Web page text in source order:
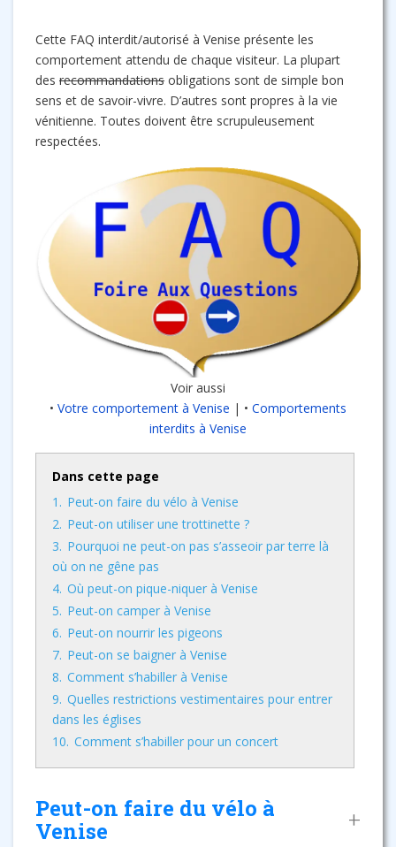
Cette FAQ interdit/autorisé à Venise présente les
comportement attendu de chaque visiteur. La plupart
des recommandations obligations sont de simple bon
sens et de savoir-vivre. D’autres sont propres à la vie
vénitienne. Toutes doivent être scrupuleusement
respectées.
Voir aussi
• Votre comportement à Venise | • Comportements
interdits à Venise
Dans cette page
1. Peut-on faire du vélo à Venise
2. Peut-on utiliser une trottinette ?
3. Pourquoi ne peut-on pas s’asseoir par terre là
où on ne gêne pas
4. Où peut-on pique-niquer à Venise
5. Peut-on camper à Venise
6. Peut-on nourrir les pigeons
7. Peut-on se baigner à Venise
8. Comment s’habiller à Venise
9. Quelles restrictions vestimentaires pour entrer
dans les églises
10. Comment s’habiller pour un concert
Peut-on faire du vélo à
Venise